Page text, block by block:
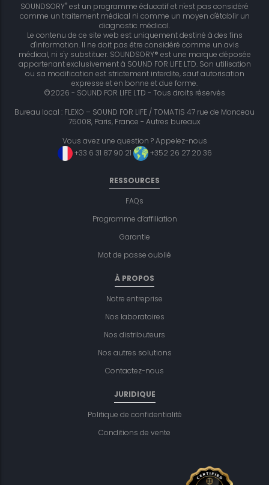
SOUNDSORY® est un programme éducatif et n'est pas considéré
comme un traitement médical ni comme un moyen d'établir un
diagnostic médical.
Le contenu de ce site web est uniquement destiné à des fins
d'information. Il ne doit pas être considéré comme un avis
médical, ni s'y substituer. SOUNDSORY® est une marque déposée
appartenant exclusivement à SOUND FOR LIFE LTD. Son utilisation
ou sa modification est strictement interdite, sauf autorisation
expresse et en bonne et due forme.
©2026 - SOUND FOR LIFE LTD - Tous droits réservés
Bureau local : FLEXO – SOUND FOR LIFE / TOMATIS 47 rue de Monceau
75008, Paris, France - Autres bureaux
Vous avez une question ? Appelez-nous
+33 6 31 87 90 21
+352 26 27 20 36
RESSOURCES
FAQs
Programme d’affiliation
Garantie
Mot de passe oublié
À PROPOS
Notre entreprise
Nos laboratoires
Nos distributeurs
Nos autres solutions
Contactez-nous
JURIDIQUE
Politique de confidentialité
Conditions de vente